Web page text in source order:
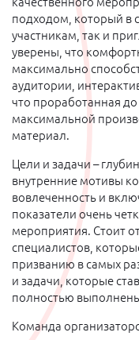
подходом, который в
участникам, так и
уверены, что
максимально
аудитории,
что проработанная
максимальной
материал.
Цели и задачи –
внутренние мотивы
вовлеченность и
показатели очень
мероприятия. Стоит
специалистов,
призванию в самых
и задачи, которые
полностью
Команда